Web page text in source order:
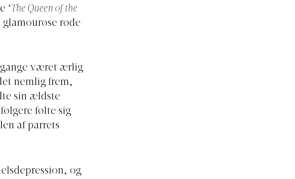
‘The Queen of the
røde
været ærlig
nemlig frem,
sin ældste
følte sig
af parrets
og